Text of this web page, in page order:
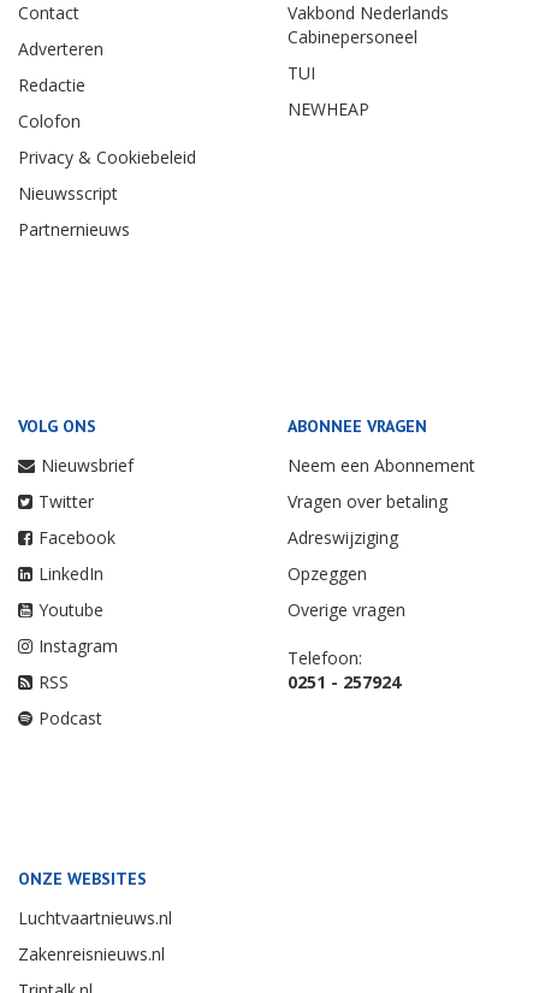
Contact
Adverteren
Redactie
Colofon
Privacy & Cookiebeleid
Nieuwsscript
Partnernieuws
Vakbond Nederlands
Cabinepersoneel
TUI
NEWHEAP
VOLG ONS
Nieuwsbrief
Twitter
Facebook
LinkedIn
Youtube
Instagram
RSS
Podcast
ABONNEE VRAGEN
Neem een Abonnement
Vragen over betaling
Adreswijziging
Opzeggen
Overige vragen
Telefoon:
0251 - 257924
ONZE WEBSITES
Luchtvaartnieuws.nl
Zakenreisnieuws.nl